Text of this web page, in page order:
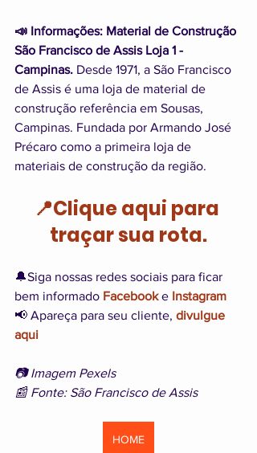
📣 Informações: Material de Construção
São Francisco de Assis Loja 1 -
Campinas. Desde 1971, a São Francisco
de Assis é uma loja de material de
construção referência em Sousas,
Campinas. Fundada por Armando José
Précaro como a primeira loja de
materiais de construção da região.
📍Clique aqui para
traçar sua rota.
🔔Siga nossas redes sociais para ficar
bem informado Facebook e Instagram
📢 Apareça para seu cliente, divulgue
aqui
📷 Imagem Pexels
📰 Fonte: São Francisco de Assis
HOME